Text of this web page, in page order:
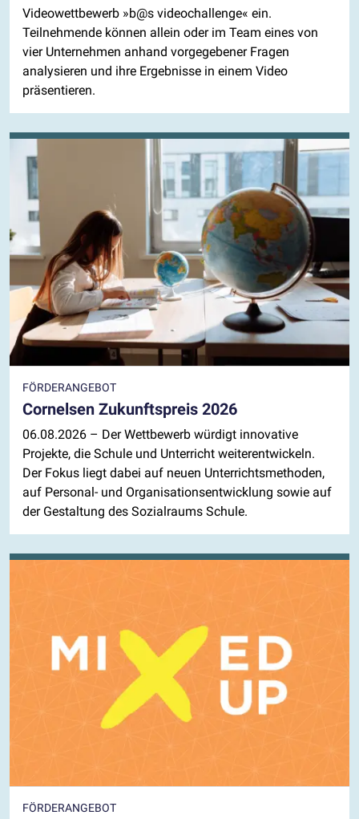
Videowettbewerb »b@s videochallenge« ein.
Teilnehmende können allein oder im Team eines von
vier Unternehmen anhand vorgegebener Fragen
analysieren und ihre Ergebnisse in einem Video
präsentieren.
FÖRDERANGEBOT
Cornelsen Zukunftspreis 2026
06.08.2026 – Der Wettbewerb würdigt innovative
Projekte, die Schule und Unterricht weiterentwickeln.
Der Fokus liegt dabei auf neuen Unterrichtsmethoden,
auf Personal- und Organisationsentwicklung sowie auf
der Gestaltung des Sozialraums Schule.
FÖRDERANGEBOT